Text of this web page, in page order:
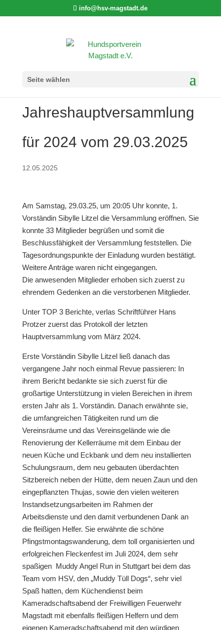
info@hsv-magstadt.de
Seite wählen
Bericht zur
Jahreshauptversammlung
für 2024 vom 29.03.2025
12.05.2025
Am Samstag, 29.03.25, um 20:05 Uhr konnte, 1.
Vorständin Sibylle Litzel die Versammlung eröffnen. Sie
konnte 33 Mitglieder begrüßen und somit die
Beschlussfähigkeit der Versammlung feststellen. Die
Tagesordnungspunkte der Einladung wurden bestätigt.
Weitere Anträge waren nicht eingegangen.
Die anwesenden Mitglieder erhoben sich zuerst zu
ehrendem Gedenken an die verstorbenen Mitglieder.
Unter TOP 3 Berichte, verlas Schriftführer Hans
Protzer zuerst das Protokoll der letzten
Hauptversammlung vom März 2024.
Erste Vorständin Sibylle Litzel ließ danach das
vergangene Jahr noch einmal Revue passieren: In
ihrem Bericht bedankte sie sich zuerst für die
großartige Unterstützung in vielen Bereichen in ihrem
ersten Jahr als 1. Vorständin. Danach erwähnte sie,
die umfangreichen Tätigkeiten rund um die
Vereinsräume und das Vereinsgelände wie die
Renovierung der Kellerräume mit dem Einbau der
neuen Küche und Eckbank und dem neu installierten
Schulungsraum, dem neu gebauten überdachten
Sitzbereich neben der Hütte, dem neuen Zaun und den
eingepflanzten Thujas, sowie den vielen weiteren
Instandsetzungsarbeiten im Rahmen der
Arbeitsdienste und den damit verbundenen Dank an
die fleißigen Helfer. Sie erwähnte die schöne
Pfingstmontagswanderung, dem toll organisierten und
erfolgreichen Fleckenfest im Juli 2024, dem sehr
spaßigen Muddy Angel Run in Stuttgart bei dem das
Team vom HSV, den „Muddy Tüll Dogs“, sehr viel
Spaß hatten, dem Küchendienst beim
Kameradschaftsabend der Freiwilligen Feuerwehr
Magstadt mit ebenfalls fleißigen Helfern und dem
eigenen Kameradschaftsabend mit den würdigen